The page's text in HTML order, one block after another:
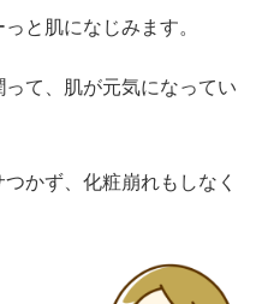
と肌になじみます。
て、肌が元気になってい
かず、化粧崩れもしなく